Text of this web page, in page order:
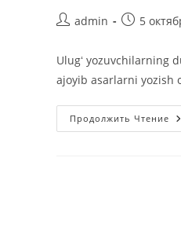
Авторadmin
Запись
5
Ulugʻ yozuvchilarning
ajoyib asarlarni yozish
Продолжить Чтение